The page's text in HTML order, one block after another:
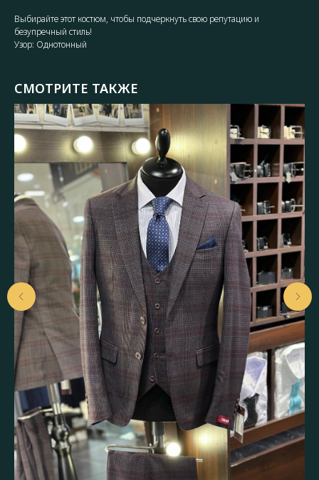
Выбирайте этот костюм, чтобы подчеркнуть свою репутацию и
безупречный стиль!
Узор: Однотонный
СМОТРИТЕ ТАКЖЕ